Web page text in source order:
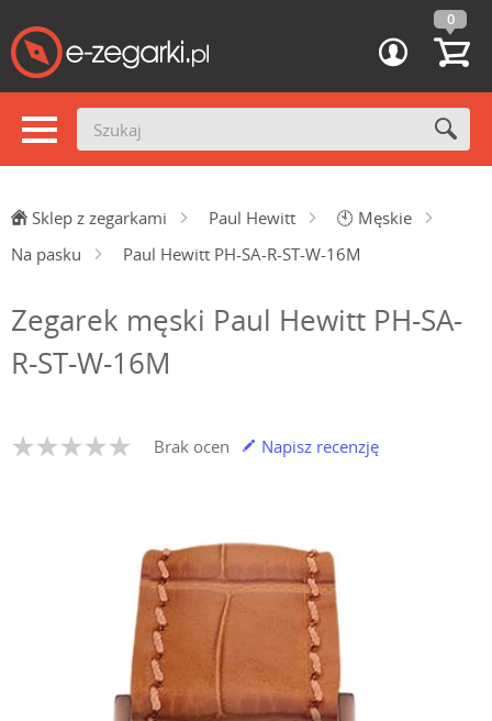
0
Sklep z zegarkami Paul Hewitt 🕙 Męskie
Na pasku
Paul Hewitt PH-SA-R-ST-W-16M
Zegarek męski Paul Hewitt PH-SA-
R-ST-W-16M
Brak ocen Napisz recenzję